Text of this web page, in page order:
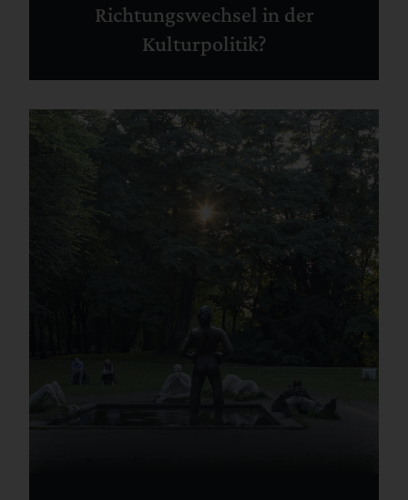
Richtungswechsel in der
Kulturpolitik?